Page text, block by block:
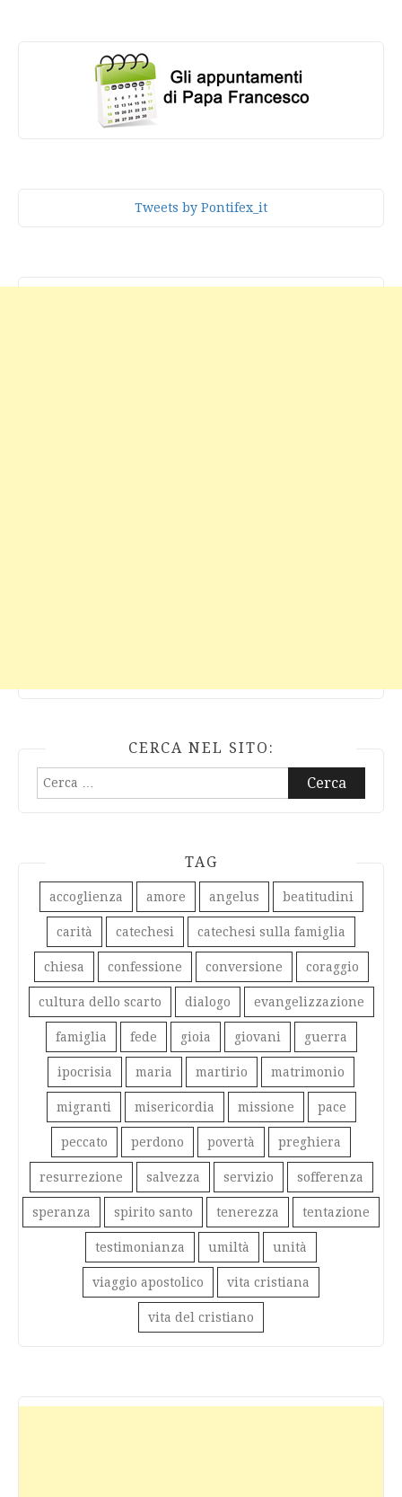
Tweets by Pontifex_it
CERCA NEL SITO:
Ricerca
TAG
accoglienza amore angelus beatitudini
carità catechesi catechesi sulla famiglia
chiesa confessione conversione coraggio
cultura dello scarto dialogo evangelizzazione
famiglia fede gioia giovani guerra
ipocrisia maria martirio matrimonio
migranti misericordia missione pace
peccato perdono povertà preghiera
resurrezione salvezza servizio sofferenza
speranza spirito santo tenerezza tentazione
testimonianza umiltà unità
viaggio apostolico vita cristiana
vita del cristiano